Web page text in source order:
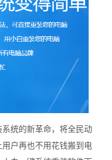
统的新革命，将全民动
户再也不用花钱搬到电